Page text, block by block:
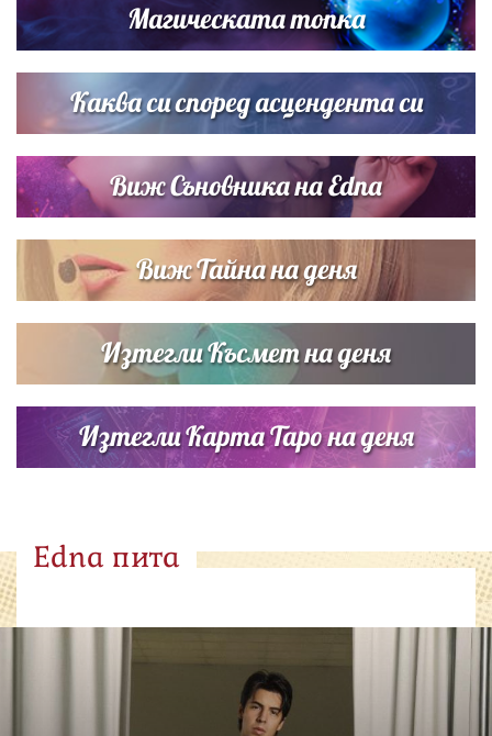
Дъщерята на Тодор Батков вдигна сватба, Стоичков и
Братя Аргирови я изненадаха с песен
Магическата топка
Каква си според асцендента си
Виж Съновника на Edna
Виж Тайна на деня
Изтегли Късмет на деня
Изтегли Карта Таро на деня
Edna пита